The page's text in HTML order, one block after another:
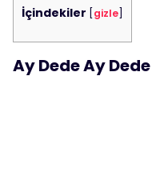
İçindekiler gizle
Ay Dede Ay